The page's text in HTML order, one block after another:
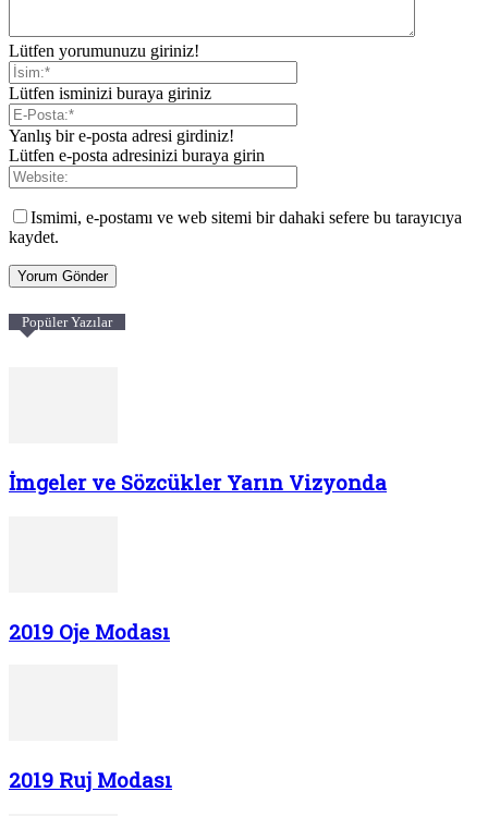
Lütfen yorumunuzu giriniz!
Lütfen isminizi buraya giriniz
Yanlış bir e-posta adresi girdiniz!
Lütfen e-posta adresinizi buraya girin
Ismimi, e-postamı ve web sitemi bir dahaki sefere bu tarayıcıya
kaydet.
Popüler Yazılar
İmgeler ve Sözcükler Yarın Vizyonda
2019 Oje Modası
2019 Ruj Modası